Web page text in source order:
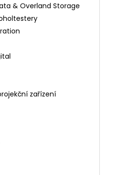
& Overland Storage
zařízení